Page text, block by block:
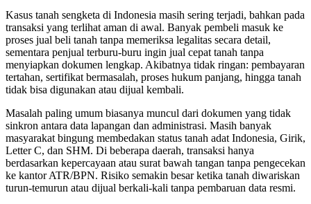
Kasus tanah sengketa di Indonesia masih sering terjadi, bahkan pada
transaksi yang terlihat aman di awal. Banyak pembeli masuk ke
proses jual beli tanah tanpa memeriksa legalitas secara detail,
sementara penjual terburu-buru ingin jual cepat tanah tanpa
menyiapkan dokumen lengkap. Akibatnya tidak ringan: pembayaran
tertahan, sertifikat bermasalah, proses hukum panjang, hingga tanah
tidak bisa digunakan atau dijual kembali.
Masalah paling umum biasanya muncul dari dokumen yang tidak
sinkron antara data lapangan dan administrasi. Masih banyak
masyarakat bingung membedakan status tanah adat Indonesia, Girik,
Letter C, dan SHM. Di beberapa daerah, transaksi hanya
berdasarkan kepercayaan atau surat bawah tangan tanpa pengecekan
ke kantor ATR/BPN. Risiko semakin besar ketika tanah diwariskan
turun-temurun atau dijual berkali-kali tanpa pembaruan data resmi.